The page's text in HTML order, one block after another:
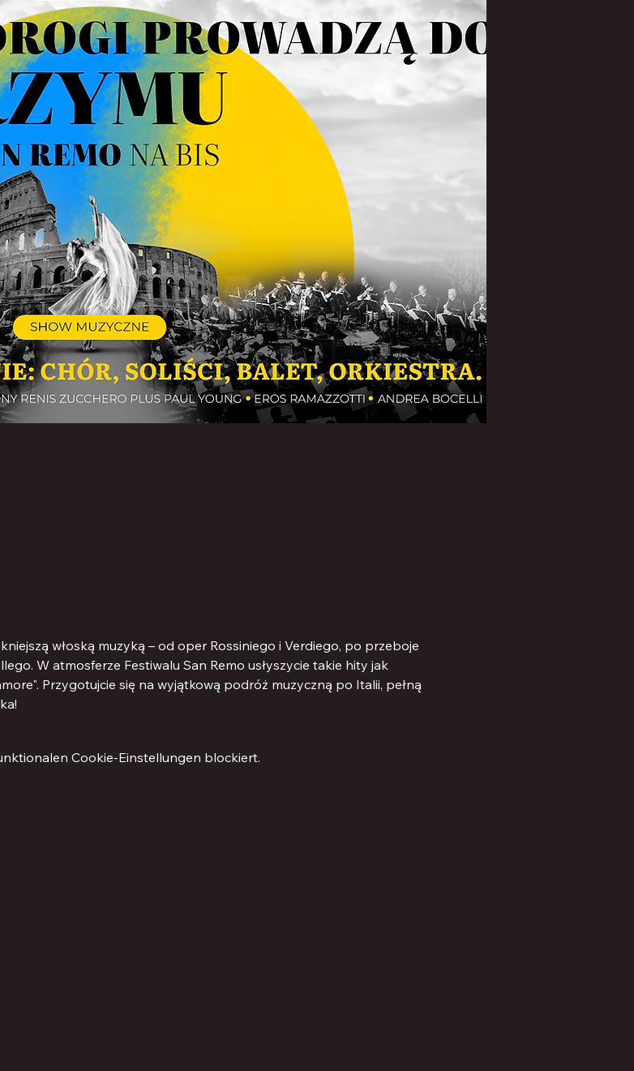
włoską muzyką – od oper Rossiniego i Verdiego, po przeboje
W atmosferze Festiwalu San Remo usłyszycie takie hity jak
Przygotujcie się na wyjątkową podróż muzyczną po Italii, pełną
Cookie-Einstellungen blockiert.